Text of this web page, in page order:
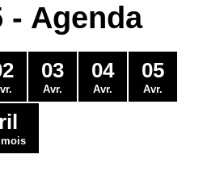
- Agenda
03
Avr.
04
Avr.
05
Avr.